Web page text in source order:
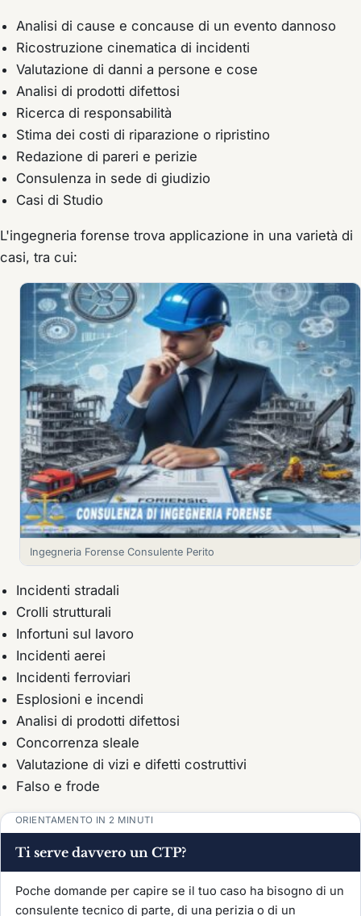
Analisi di cause e concause di un evento dannoso
Ricostruzione cinematica di incidenti
Valutazione di danni a persone e cose
Analisi di prodotti difettosi
Ricerca di responsabilità
Stima dei costi di riparazione o ripristino
Redazione di pareri e perizie
Consulenza in sede di giudizio
Casi di Studio
L'ingegneria forense trova applicazione in una varietà di
casi, tra cui:
Ingegneria Forense Consulente Perito
Incidenti stradali
Crolli strutturali
Infortuni sul lavoro
Incidenti aerei
Incidenti ferroviari
Esplosioni e incendi
Analisi di prodotti difettosi
Concorrenza sleale
Valutazione di vizi e difetti costruttivi
Falso e frode
ORIENTAMENTO IN 2 MINUTI
Ti serve davvero un CTP?
Poche domande per capire se il tuo caso ha bisogno di un
consulente tecnico di parte, di una perizia o di un